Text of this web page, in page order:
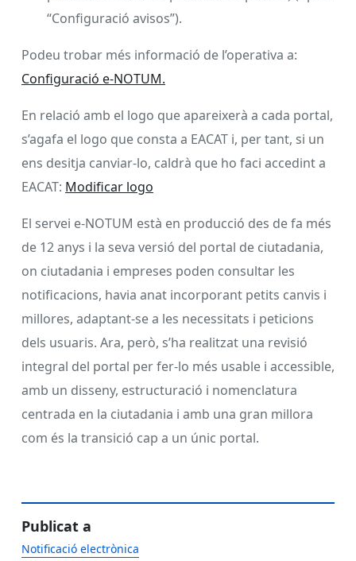
“Configuració avisos”).
Podeu trobar més informació de l’operativa a:
Configuració e-NOTUM.
En relació amb el logo que apareixerà a cada portal,
s’agafa el logo que consta a EACAT i, per tant, si un
ens desitja canviar-lo, caldrà que ho faci accedint a
EACAT: Modificar logo
El servei e-NOTUM està en producció des de fa més
de 12 anys i la seva versió del portal de ciutadania,
on ciutadania i empreses poden consultar les
notificacions, havia anat incorporant petits canvis i
millores, adaptant-se a les necessitats i peticions
dels usuaris. Ara, però, s’ha realitzat una revisió
integral del portal per fer-lo més usable i accessible,
amb un disseny, estructuració i nomenclatura
centrada en la ciutadania i amb una gran millora
com és la transició cap a un únic portal.
Publicat a
Notificació electrònica